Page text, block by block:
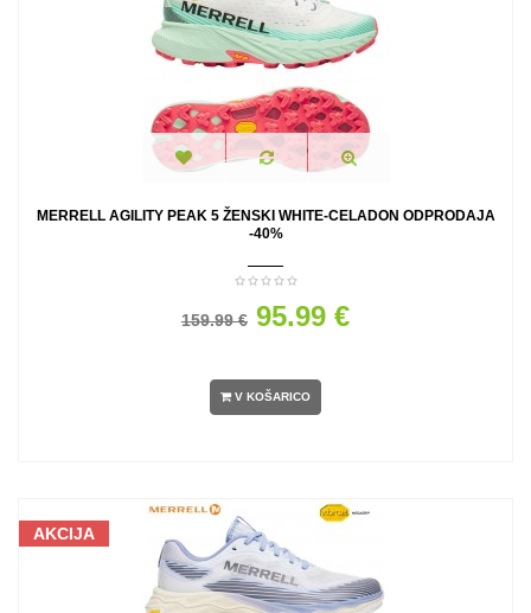
MERRELL AGILITY PEAK 5 ŽENSKI WHITE-CELADON ODPRODAJA
-40%
159.99 € 95.99 €
V KOŠARICO
AKCIJA